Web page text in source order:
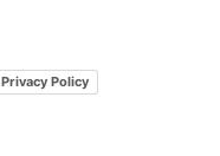
Privacy Policy